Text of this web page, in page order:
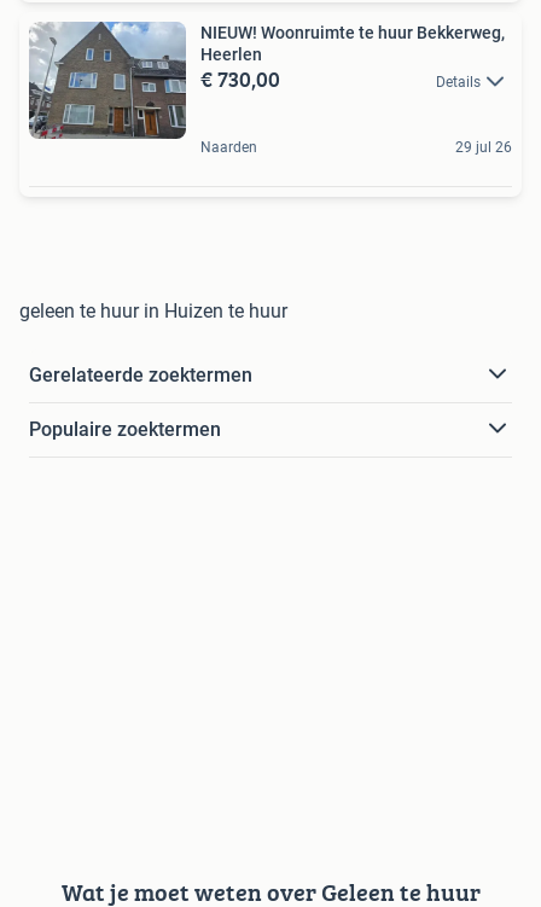
NIEUW! Woonruimte te huur Bekkerweg,
Heerlen
€ 730,00 Details
Naarden 29 jul 26
geleen te huur in Huizen te huur
Gerelateerde zoektermen
Populaire zoektermen
Wat je moet weten over Geleen te huur